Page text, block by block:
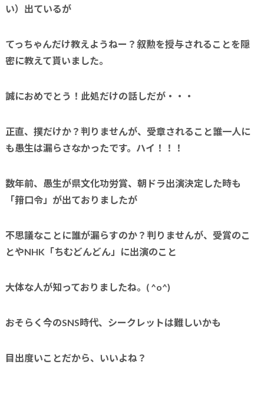
い）出ているが
てっちゃんだけ教えようねー？叙勲を授与されることを隠
密に教えて貰いました。
誠におめでとう！此処だけの話しだが・・・
正直、撲だけか？判りませんが、受章されること誰一人に
も愚生は漏らさなかったです。 ハイ！！！
数年前、愚生が県文化功労賞、朝ドラ出演決定した時も
「箝口令」が出ておりましたが
不思議なことに誰が漏らすのか？判りませんが、受賞のこ
とやNHK「ちむどんどん」に出演のこと
大体な人が知っておりましたね。 ( ^o^)
おそらく今のSNS時代、シークレットは難しいかも
目出度いことだから、いいよね？